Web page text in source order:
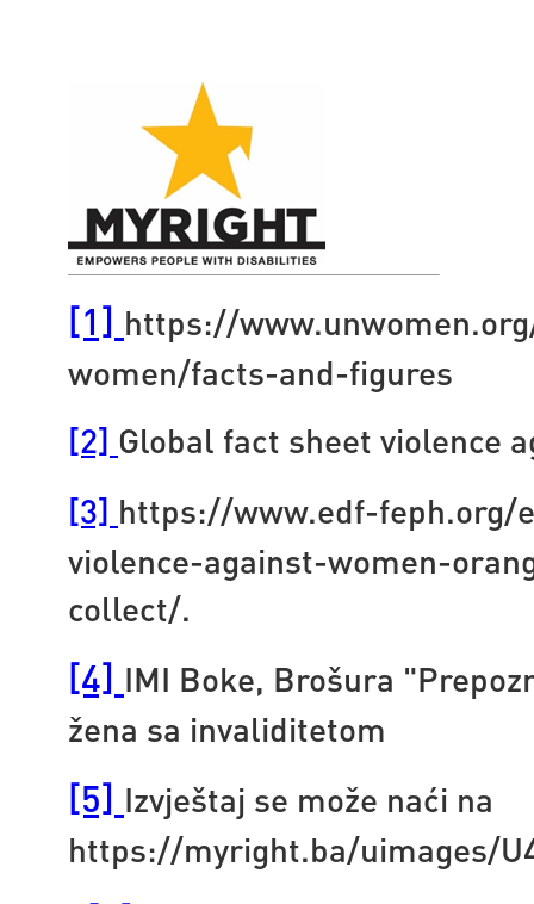
[1] https://
women/facts-and-figures
[2] Global fact sheet violence
[3] https://www.edf-
violence-against-women-
collect/.
[4] IMI Boke, Brošura
žena sa invaliditetom
[5] Izvještaj se može naći na
https://myright.ba/uimages/